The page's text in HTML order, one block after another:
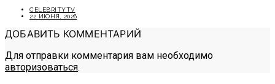
CELEBRITYTV
22 ИЮНЯ, 2026
ДОБАВИТЬ КОММЕНТАРИЙ
Для отправки комментария вам необходимо
авторизоваться.